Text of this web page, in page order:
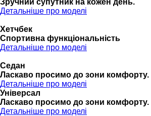
Зручний супутник на кожен день.
Детальніше про моделі
Хетчбек
Спортивна функціональність
Детальніше про моделі
Седан
Ласкаво просимо до зони комфорту.
Детальніше про моделі
Універсал
Ласкаво просимо до зони комфорту.
Детальніше про моделі